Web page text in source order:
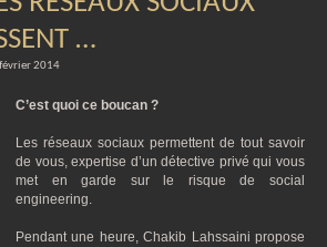
…
2014
C’est quoi ce boucan ?
Les réseaux sociaux permettent de tout savoir
de vous, expertise d’un détective privé qui vous
met en garde sur le risque de social
engineering.
Pendant une heure, Chakib Lahssaini propose